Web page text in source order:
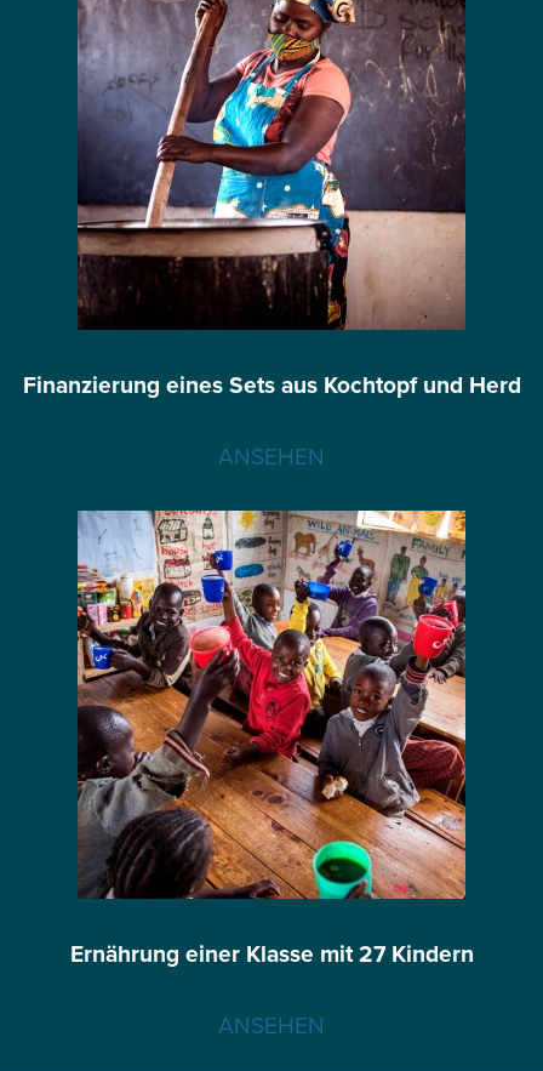
Finanzierung eines Sets aus Kochtopf und Herd
ANSEHEN
Ernährung einer Klasse mit 27 Kindern
ANSEHEN